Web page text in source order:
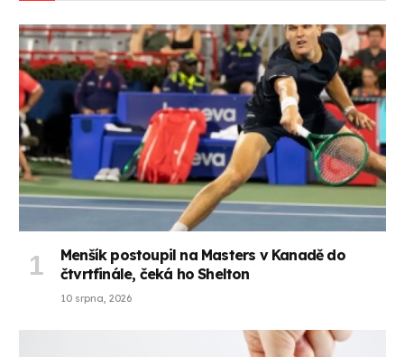
Menšík postoupil na Masters v Kanadě do
čtvrtfinále, čeká ho Shelton
10 srpna, 2026